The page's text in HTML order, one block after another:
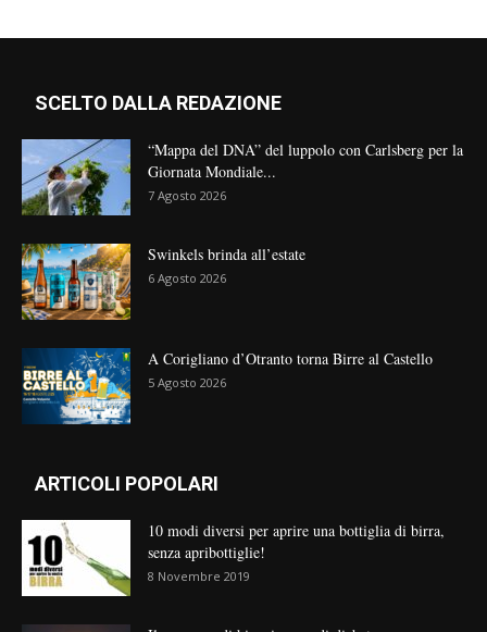
SCELTO DALLA REDAZIONE
“Mappa del DNA” del luppolo con Carlsberg per la
Giornata Mondiale...
7 Agosto 2026
Swinkels brinda all’estate
6 Agosto 2026
A Corigliano d’Otranto torna Birre al Castello
5 Agosto 2026
ARTICOLI POPOLARI
10 modi diversi per aprire una bottiglia di birra,
senza apribottiglie!
8 Novembre 2019